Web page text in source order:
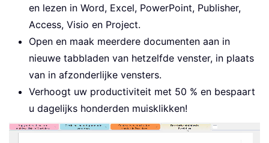
en lezen in Word, Excel, PowerPoint, Publisher,
Access, Visio en Project.
Open en maak meerdere documenten aan in
nieuwe tabbladen van hetzelfde venster, in plaats
van in afzonderlijke vensters.
Verhoogt uw productiviteit met 50 % en bespaart
u dagelijks honderden muisklikken!